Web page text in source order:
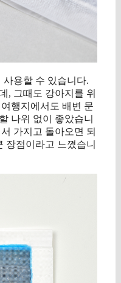
사용할 수 있습니다.
, 그때도 강아지를 위
행지에서도 배변 문
나위 없이 좋았습니
가지고 돌아오면 되
장점이라고 느꼈습니